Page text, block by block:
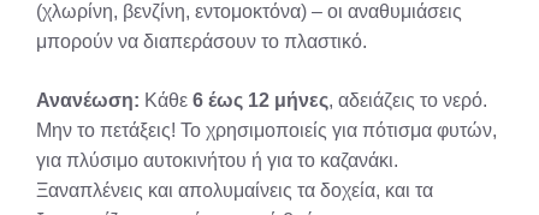
(χλωρίνη, βενζίνη, εντομοκτόνα) – οι αναθυμιάσεις
μπορούν να διαπεράσουν το πλαστικό.
Ανανέωση: Κάθε 6 έως 12 μήνες, αδειάζεις το νερό.
Μην το πετάξεις! Το χρησιμοποιείς για πότισμα φυτών,
για πλύσιμο αυτοκινήτου ή για το καζανάκι.
Ξαναπλένεις και απολυμαίνεις τα δοχεία, και τα